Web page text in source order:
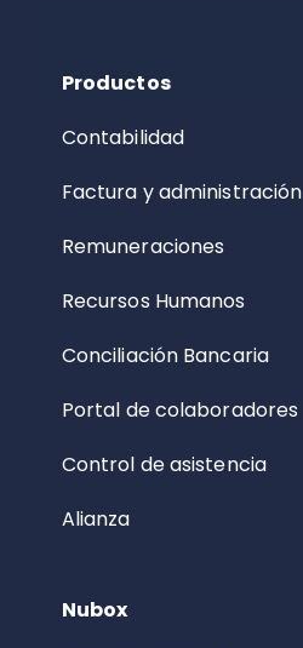
Productos
Contabilidad
Factura y administración
Remuneraciones
Recursos Humanos
Conciliación Bancaria
Portal de colaboradores
Control de asistencia
Alianza
Nubox